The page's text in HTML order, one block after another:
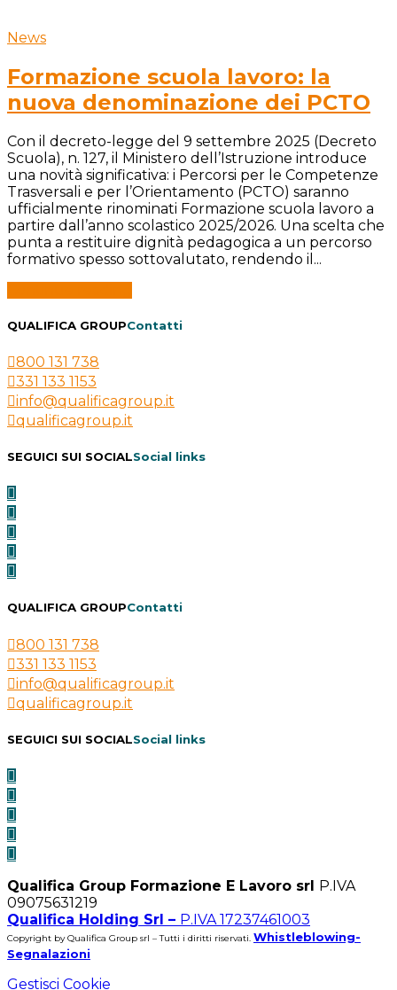
News
Formazione scuola lavoro: la
nuova denominazione dei PCTO
Con il decreto-legge del 9 settembre 2025 (Decreto
Scuola), n. 127, il Ministero dell’Istruzione introduce
una novità significativa: i Percorsi per le Competenze
Trasversali e per l’Orientamento (PCTO) saranno
ufficialmente rinominati Formazione scuola lavoro a
partire dall’anno scolastico 2025/2026. Una scelta che
punta a restituire dignità pedagogica a un percorso
formativo spesso sottovalutato, rendendo il...
QUALIFICA GROUPContatti
800 131 738
331 133 1153
info@qualificagroup.it
qualificagroup.it
SEGUICI SUI SOCIALSocial links
QUALIFICA GROUPContatti
800 131 738
331 133 1153
info@qualificagroup.it
qualificagroup.it
SEGUICI SUI SOCIALSocial links
Qualifica Group Formazione E Lavoro srl P.IVA
09075631219
Qualifica Holding Srl – P.IVA 17237461003
Copyright by Qualifica Group srl – Tutti i diritti riservati. Whistleblowing-
Segnalazioni
Gestisci Cookie